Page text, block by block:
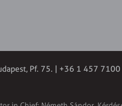
Pf. 75. | +36 1 457